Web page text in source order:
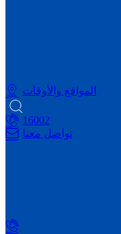
المواقع والأوقات
16002
تواصل معنا